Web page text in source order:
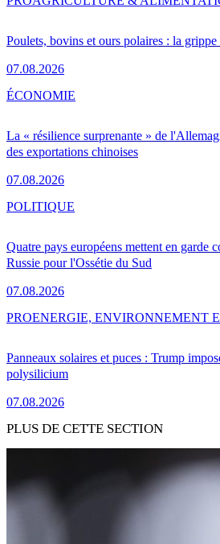
Poulets, bovins et ours polaires : la grippe
07.08.2026
La « résilience surprenante » de
des exportations chinoises
07.08.2026
ÉCONOMIE
Quatre pays européens mettent en garde
Russie pour l'Ossétie du Sud
07.08.2026
POLITIQUE
Panneaux solaires et puces : Trump
polysilicium
07.08.2026
PROENERGIE, ENVIRONNEMENT
PLUS DE CETTE SECTION